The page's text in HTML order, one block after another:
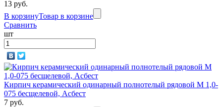
13 руб.
В корзинуТовар в корзине
Сравнить
шт
Кирпич керамический одинарный полнотелый рядовой М 1,0-
075 бесщелевой, Асбест
7 руб.